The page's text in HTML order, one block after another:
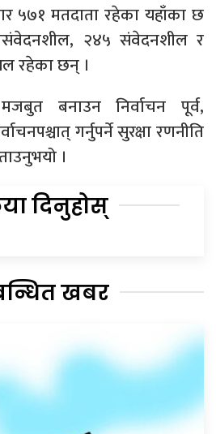
५७१ मतदाता रहेका यहाँका छ
२४५ संवेदनशील र
रहेका छन् ।
बनाउन निर्वाचन पूर्व,
गर्नुपर्ने सुरक्षा रणनीति
।
दिनुहोस्
खबर